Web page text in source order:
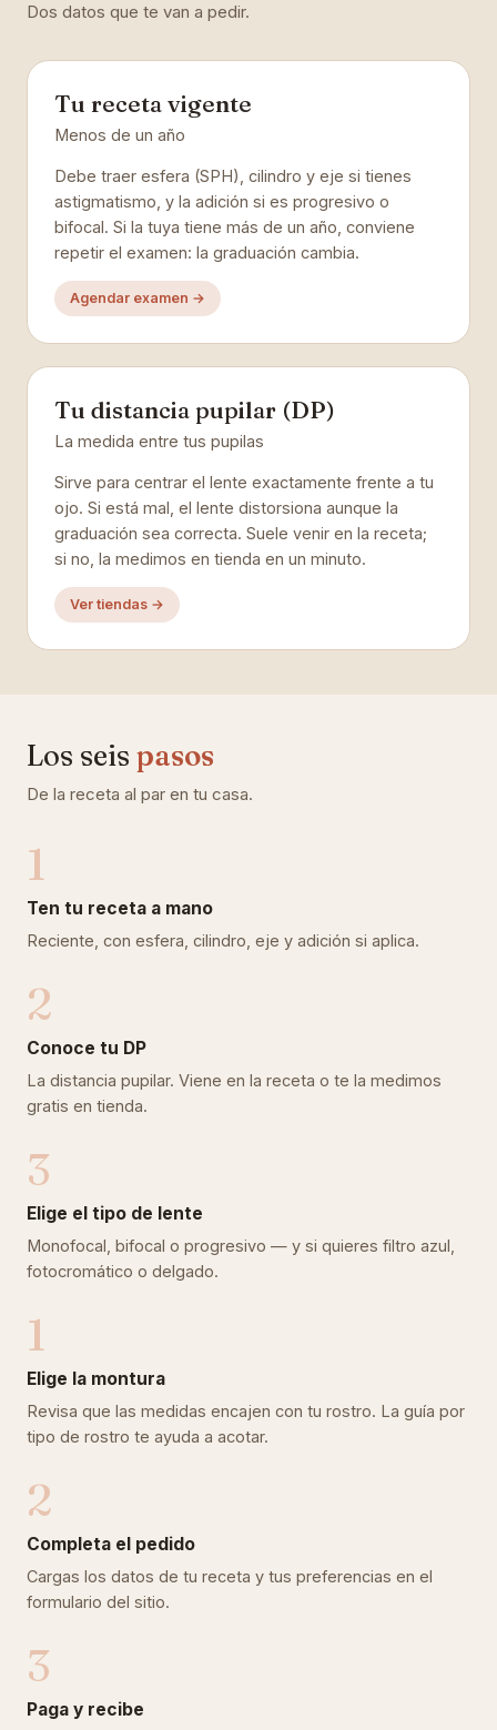
Dos datos que te van a pedir.
Tu receta vigente
Menos de un año
Debe traer esfera (SPH), cilindro y eje si tienes
astigmatismo, y la adición si es progresivo o
bifocal. Si la tuya tiene más de un año, conviene
repetir el examen: la graduación cambia.
Agendar examen →
Tu distancia pupilar (DP)
La medida entre tus pupilas
Sirve para centrar el lente exactamente frente a tu
ojo. Si está mal, el lente distorsiona aunque la
graduación sea correcta. Suele venir en la receta;
si no, la medimos en tienda en un minuto.
Ver tiendas →
Los seis pasos
De la receta al par en tu casa.
1
Ten tu receta a mano
Reciente, con esfera, cilindro, eje y adición si aplica.
2
Conoce tu DP
La distancia pupilar. Viene en la receta o te la medimos
gratis en tienda.
3
Elige el tipo de lente
Monofocal, bifocal o progresivo — y si quieres filtro azul,
fotocromático o delgado.
1
Elige la montura
Revisa que las medidas encajen con tu rostro. La guía por
tipo de rostro te ayuda a acotar.
2
Completa el pedido
Cargas los datos de tu receta y tus preferencias en el
formulario del sitio.
3
Paga y recibe